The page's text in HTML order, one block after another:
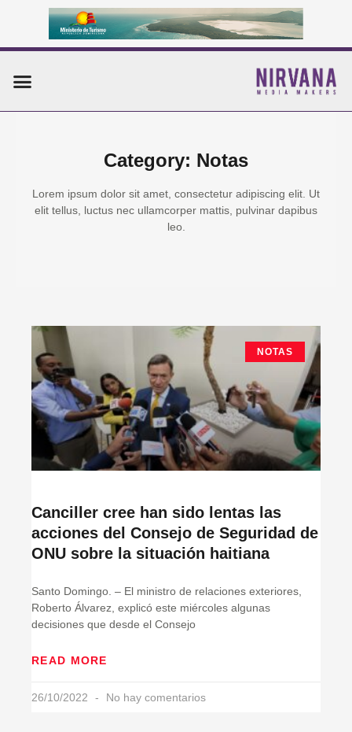
Menu
Category: Notas
Lorem ipsum dolor sit amet, consectetur adipiscing elit. Ut
elit tellus, luctus nec ullamcorper mattis, pulvinar dapibus
leo.
NOTAS
Canciller cree han sido lentas las
acciones del Consejo de Seguridad de
ONU sobre la situación haitiana
Santo Domingo. – El ministro de relaciones exteriores,
Roberto Álvarez, explicó este miércoles algunas
decisiones que desde el Consejo
READ MORE
26/10/2022 No hay comentarios
PagePagePagePage